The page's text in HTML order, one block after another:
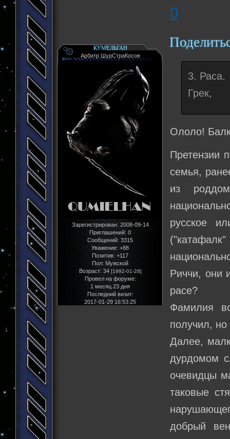
0
КУМЕЛЬГАН
Арбитр ШурСтраКосов
Зарегистрирован: 2008-09-14
Приглашений: 0
Сообщений: 3315
Уважение: +88
Позитив: +117
Пол: Мужской
Возраст: 34 [1992-01-28]
Провел на форуме:
1 месяц 23 дня
Последний визит:
2017-01-29 16:53:25
3. Раса.
Грек,
Ололо!
Претензии
семья,
из
русское
Риччи, они
расе?
Фамилия
получил, но
Далее,
дурдомом
очевидцы
таковые
добрый